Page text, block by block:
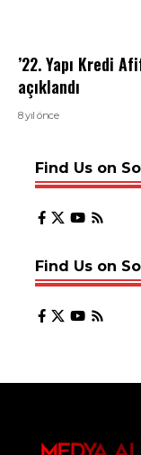
’22. Yapı Kredi
açıklandı
8 yıl önce
Find Us on
Find Us on